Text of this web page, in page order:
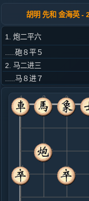
胡明 先和 金海英 -
1. 炮二平六
.....砲８平５
2. 马二进三
.....马８进７
3. 车一平二
.....车９进１
4. 马八进七
.....车９平４
5. 仕六进五
.....马２进３
6. 兵七进一
.....车１进１
7. 兵三进一